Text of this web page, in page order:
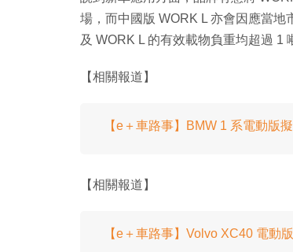
場，而中國版 WORK L 亦會因應當
及 WORK L 的有效載物負重均超過 1
【相關報道】
【e＋車路事】BMW 1 系電動版
【相關報道】
【e＋車路事】Volvo XC40 電動